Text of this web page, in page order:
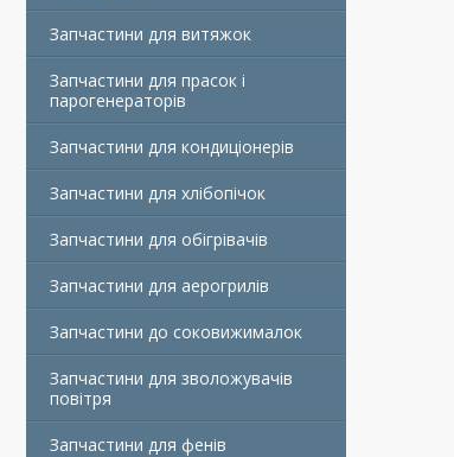
Запчастини для витяжок
Запчастини для прасок і
парогенераторів
Запчастини для кондиціонерів
Запчастини для хлібопічок
Запчастини для обігрівачів
Запчастини для аерогрилів
Запчастини до соковижималок
Запчастини для зволожувачів
повітря
Запчастини для фенів